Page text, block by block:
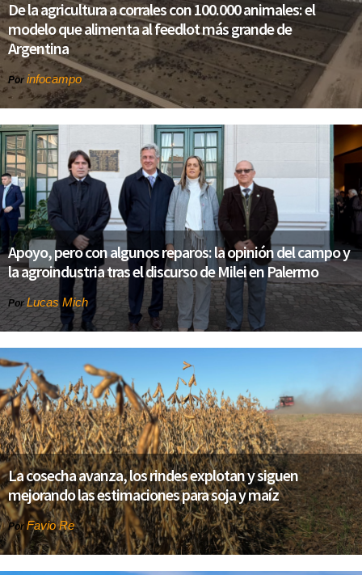
De la agricultura a corrales con 100.000 animales: el
modelo que alimenta al feedlot más grande de
Argentina
Por infocampo
Apoyo, pero con algunos reparos: la opinión del campo y
la agroindustria tras el discurso de Milei en Palermo
Por Lucas Mich
La cosecha avanza, los rindes explotan y siguen
mejorando las estimaciones para soja y maíz
Por Favio Re